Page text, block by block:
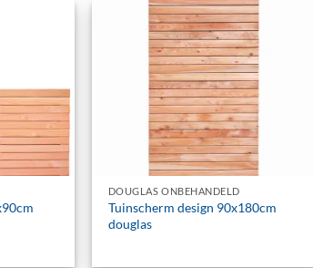
DOUGLAS ONBEHANDELD
Tuinscherm design 90x180cm
douglas